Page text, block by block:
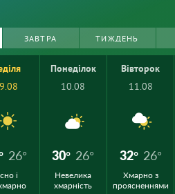
ЗАВТРА ТИЖДЕНЬ
26°
і
Понеділок
10.08
30° 26°
Невелика
хмарність
Вівторок
11.08
32° 26°
Хмарно з
проясненнями